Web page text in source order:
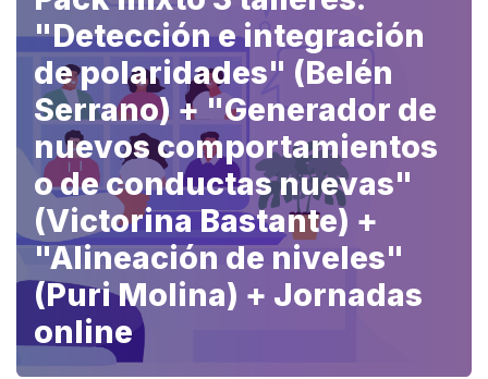
"Detección e integración
de polaridades" (Belén
Serrano) + "Generador de
nuevos comportamientos
o de conductas nuevas"
(Victorina Bastante) +
"Alineación de niveles"
(Puri Molina) + Jornadas
online